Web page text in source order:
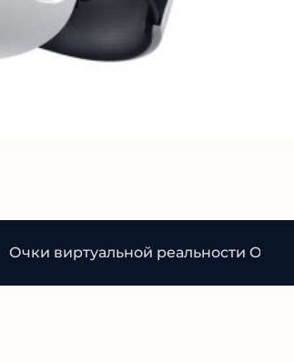
Очки виртуальной реальности